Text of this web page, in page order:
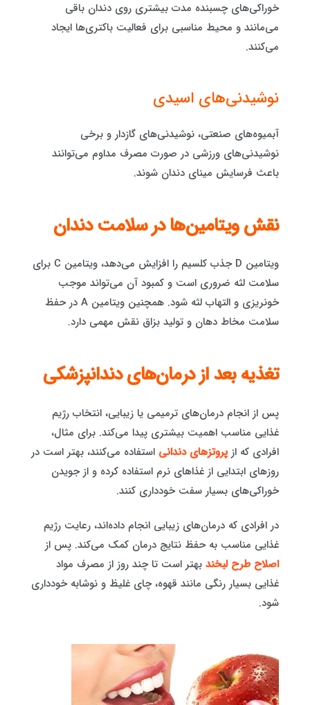
خوراکی‌های چسبنده مدت بیشتری روی دندان باقی
می‌مانند و محیط مناسبی برای فعالیت باکتری‌ها ایجاد
می‌کنند.
نوشیدنی‌های اسیدی
آبمیوه‌های صنعتی، نوشیدنی‌های گازدار و برخی
نوشیدنی‌های ورزشی در صورت مصرف مداوم می‌توانند
باعث فرسایش مینای دندان شوند.
نقش ویتامین‌ها در سلامت دندان
ویتامین D جذب کلسیم را افزایش می‌دهد، ویتامین C برای
سلامت لثه ضروری است و کمبود آن می‌تواند موجب
خونریزی و التهاب لثه شود. همچنین ویتامین A در حفظ
سلامت مخاط دهان و تولید بزاق نقش مهمی دارد.
تغذیه بعد از درمان‌های دندانپزشکی
پس از انجام درمان‌های ترمیمی یا زیبایی، انتخاب رژیم
غذایی مناسب اهمیت بیشتری پیدا می‌کند. برای مثال،
افرادی که ازپروتزهای دندانی استفاده می‌کنند، بهتر است در
روزهای ابتدایی از غذاهای نرم استفاده کرده و از جویدن
خوراکی‌های بسیار سفت خودداری کنند.
در افرادی که درمان‌های زیبایی انجام داده‌اند، رعایت رژیم
غذایی مناسب به حفظ نتایج درمان کمک می‌کند. پس از
اصلاح طرح لبخند بهتر است تا چند روز از مصرف مواد
غذایی بسیار رنگی مانند قهوه، چای غلیظ و نوشابه خودداری
شود.